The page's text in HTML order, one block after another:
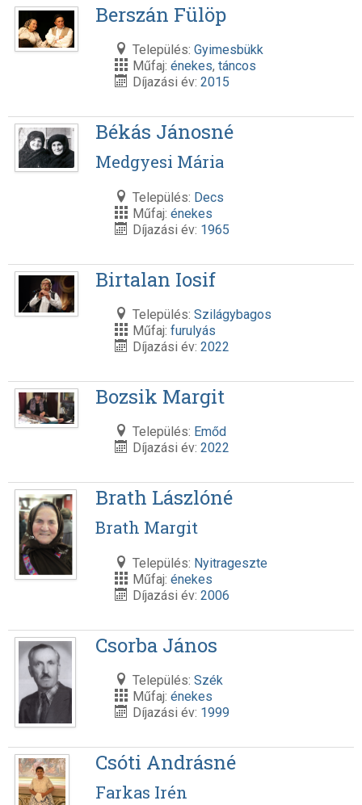
Berszán Fülöp
Település: Gyimesbükk
Műfaj: énekes, táncos
Díjazási év: 2015
Békás Jánosné
Medgyesi Mária
Település: Decs
Műfaj: énekes
Díjazási év: 1965
Birtalan Iosif
Település: Szilágybagos
Műfaj: furulyás
Díjazási év: 2022
Bozsik Margit
Település: Emőd
Díjazási év: 2022
Brath Lászlóné
Brath Margit
Település: Nyitrageszte
Műfaj: énekes
Díjazási év: 2006
Csorba János
Település: Szék
Műfaj: énekes
Díjazási év: 1999
Csóti Andrásné
Farkas Irén